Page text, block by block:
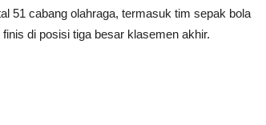
51 cabang olahraga, termasuk tim sepak bola
di posisi tiga besar klasemen akhir.